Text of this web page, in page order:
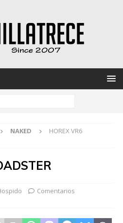
NAKED
HOREX VR6
Comentarios